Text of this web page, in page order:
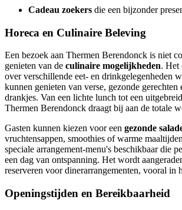
Cadeau zoekers die een bijzonder
Horeca en Culinaire Beleving
Een bezoek aan Thermen Berendonck is niet
genieten van de culinaire mogelijkheden. Het
over verschillende eet- en drinkgelegenheden
kunnen genieten van verse, gezonde gerechten
drankjes. Van een lichte lunch tot een
Thermen Berendonck draagt bij aan de totale
Gasten kunnen kiezen voor een gezonde
vruchtensappen, smoothies of warme
speciale arrangement-menu's beschikbaar die
een dag van ontspanning. Het wordt
reserveren voor dinerarrangementen, vooral in
Openingstijden en Bereikbaarheid